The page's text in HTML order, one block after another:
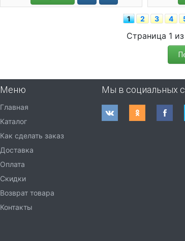
1 2 3 4
Страница 1
Меню
Главная
Каталог
Как сделать заказ
Доставка
Оплата
Скидки
Возврат товара
Контакты
Мы в социальных